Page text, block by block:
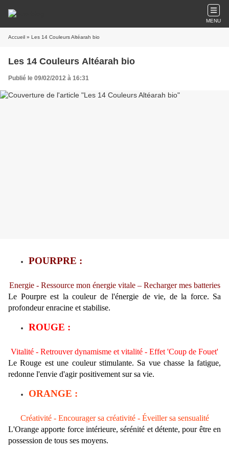
MENU
Accueil » Les 14 Couleurs Altéarah bio
Les 14 Couleurs Altéarah bio
Publié le 09/02/2012 à 16:31
POURPRE :
Energie - Ressource mon énergie vitale –Recharger mes batteries
Le Pourpre est la couleur de l'énergie de vie, de la force. Sa
profondeur enracine et stabilise.
ROUGE :
Vitalité - Retrouver dynamisme et vitalité - Effet 'Coup de Fouet'
Le Rouge est une couleur stimulante. Sa vue chasse la fatigue,
redonne l'envie d'agir positivement sur sa vie.
ORANGE :
Créativité - Encourager sa créativité - Éveiller sa sensualité
L'Orange apporte force intérieure, sérénité et détente, pour être en
possession de tous ses moyens.